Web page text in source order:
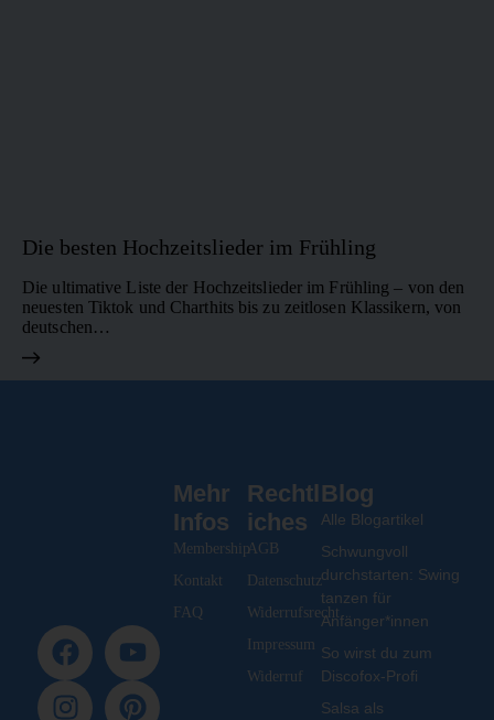
Die besten Hochzeitslieder im Frühling
Die ultimative Liste der Hochzeitslieder im Frühling – von den
neuesten Tiktok und Charthits bis zu zeitlosen Klassikern, von
deutschen…
Rechtl
iches
AGB
Datenschutz
Widerrufsrecht
Impressum
Widerruf
Mehr
Infos
Membership
Kontakt
FAQ
Blog
Alle Blogartikel
Schwungvoll
durchstarten: Swing
tanzen für
Anfänger*innen
So wirst du zum
Discofox-Profi
Salsa als